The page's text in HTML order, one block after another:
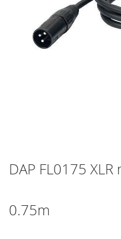
DAP FL0175
0.75m
to
the
the